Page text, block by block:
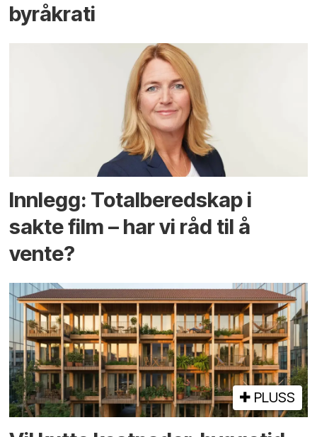
byråkrati
Innlegg: Totalberedskap i
sakte film – har vi råd til å
vente?
PLUSS